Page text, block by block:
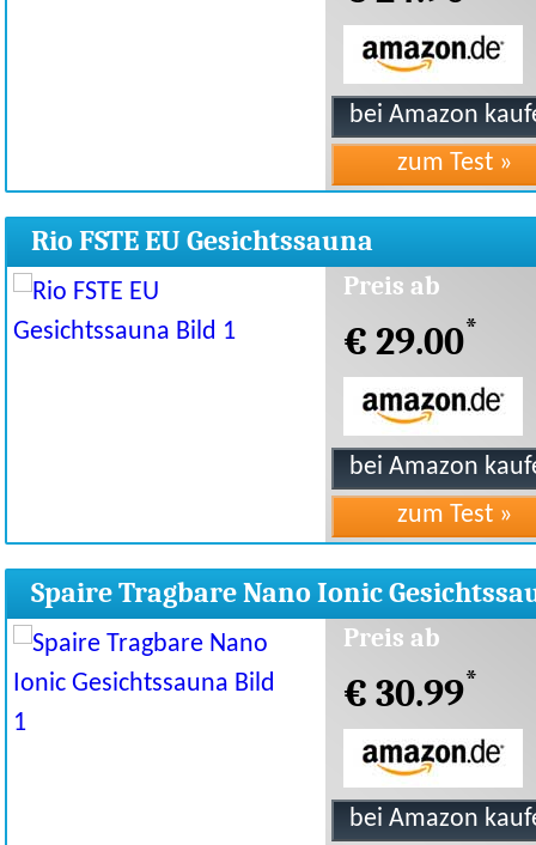
Rio FSTE EU Gesichtssauna
Preis ab
€ 29.00*
Spaire Tragbare Nano Ionic
Preis ab
€ 30.99*